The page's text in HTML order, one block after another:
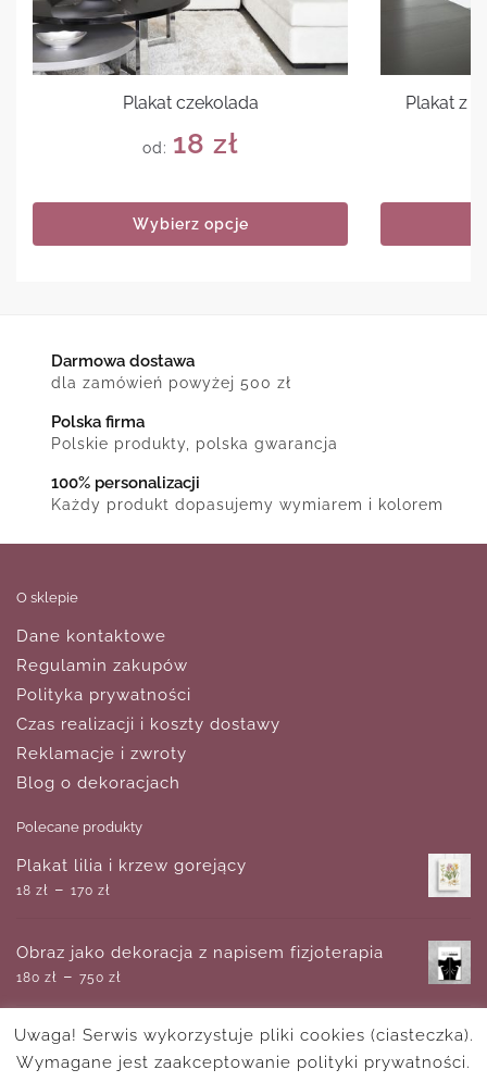
Plakat czekolada
od: 18 zł
Wybierz opcje
Plakat z
Darmowa dostawa
dla zamówień powyżej 500 zł
Polska firma
Polskie produkty, polska gwarancja
100% personalizacji
Każdy produkt dopasujemy wymiarem i kolorem
O sklepie
Dane kontaktowe
Regulamin zakupów
Polityka prywatności
Czas realizacji i koszty dostawy
Reklamacje i zwroty
Blog o dekoracjach
Polecane produkty
Plakat lilia i krzew gorejący
18 zł – 170 zł
Obraz jako dekoracja z napisem fizjoterapia
180 zł – 750 zł
Obraz z motywem morskiej abstrakcji
żywicznej
Uwaga! Serwis wykorzystuje pliki cookies (ciasteczka).
Wymagane jest zaakceptowanie polityki prywatności.